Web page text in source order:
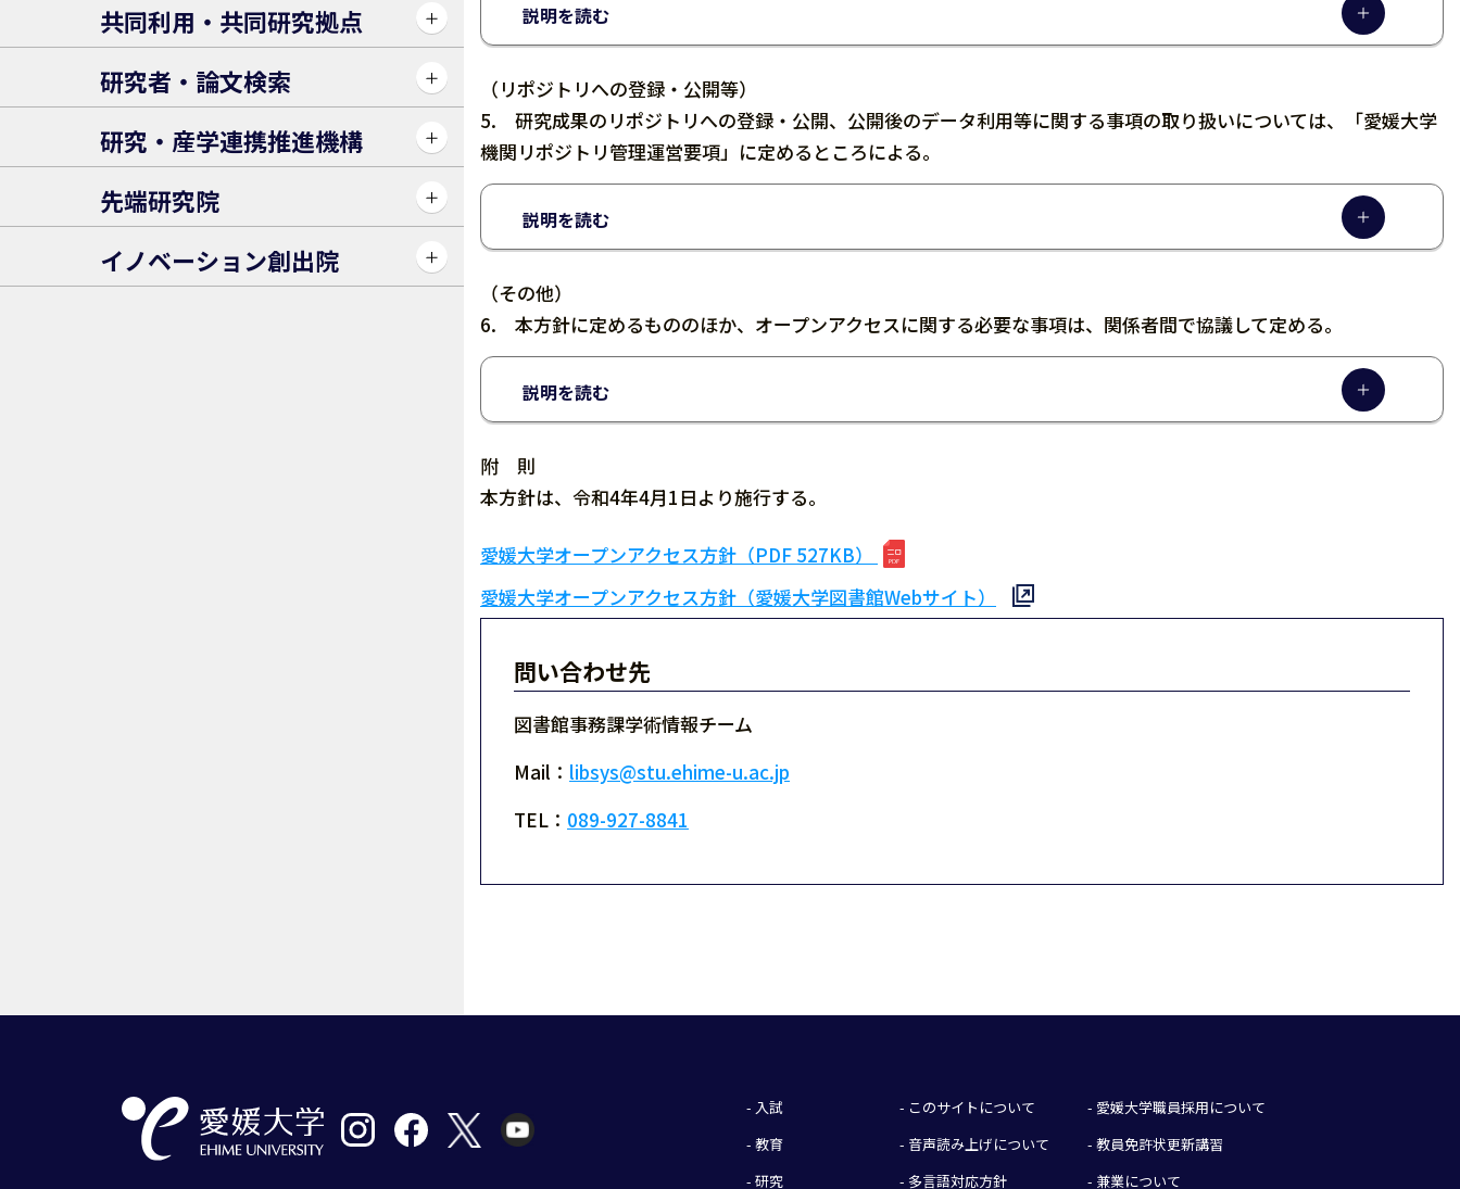
共同利⽤・共同研究拠点
研究者・論文検索
研究・産学連携推進機構
先端研究院
イノベーション創出院
説明を読む
（リポジトリへの登録・公開等）
5. 研究成果のリポジトリへの登録・公開、公開後のデータ利用等に関する事項の取り扱いについては、「愛媛大学
機関リポジトリ管理運営要項」に定めるところによる。
説明を読む
（その他）
6. 本方針に定めるもののほか、オープンアクセスに関する必要な事項は、関係者間で協議して定める。
説明を読む
附 則
本方針は、令和4年4月1日より施行する。
愛媛大学オープンアクセス方針（PDF 527KB）
愛媛大学オープンアクセス方針（愛媛大学図書館Webサイト）
問い合わせ先
図書館事務課学術情報チーム
Mail： libsys@stu.ehime-u.ac.jp
TEL： 089-927-8841
- 入試
- 教育
- 研究
- このサイトについて
- 音声読み上げについて
- 多言語対応方針
- 愛媛大学職員採用について
- 教員免許状更新講習
- 兼業について